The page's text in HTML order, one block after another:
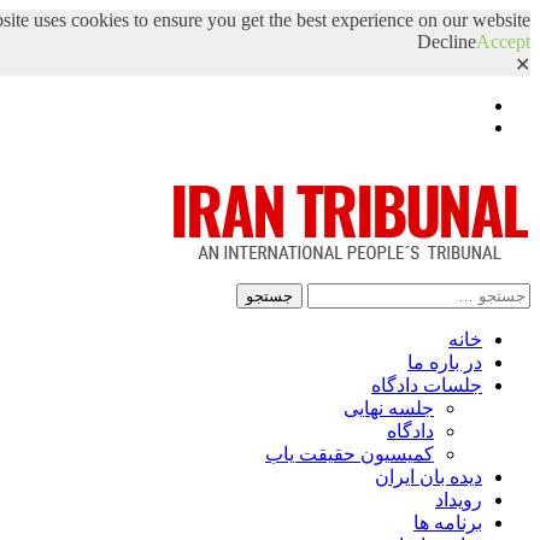
uses cookies to ensure you get the best experience on our website.
DeclineAccept
✕
جستجو
خانه
در باره ما
جلسات دادگاه
جلسه نهایی
دادگاه
کمیسیون حقیقت یاب
دیده بان ایران
رویداد
برنامه ها